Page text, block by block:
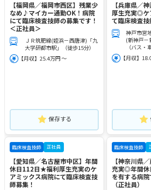
【福岡県／福岡市西区】残業少
なめ♪マイカー通勤OK！病院
にて臨床検査技師の募集です！
＜正社員＞
ＪＲ筑肥線(姪浜－西唐津)「九
大学研都市駅」（徒歩15分）
【月収】25.4万円 ～
保存する
【兵庫県／
厚生充実◎ケ
て臨床検査
神戸市営
(新神戸－
（バス・
【月収】
臨床検査技師 正社員
【愛知県／名古屋市中区】年間
休日112日★福利厚生充実のケ
アミックス病院にて臨床検査技
師募集！
臨床検査技師
【神奈川県
充実◎年間
を有する病
（正社員）